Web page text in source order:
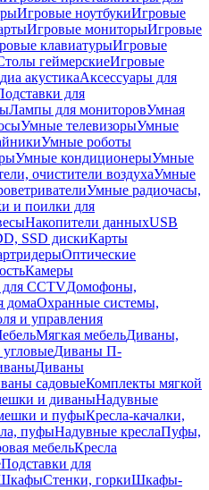
Игровые ноутбукиИгровые
Игровые мониторыИгровые
клавиатурыИгровые
геймерскиеИгровые
акустикаАксессуары для
для
Лампы для мониторовУмная
Умные телевизорыУмные
Умные роботы
Умные кондиционерыУмные
очистители воздухаУмные
Умные радиочасы,
и поилки для
Накопители данныхUSB
SSD дискиКарты
Оптические
Камеры
для CCTVДомофоны,
домаОхранные системы,
и управления
Мягкая мебельДиваны,
Диваны П-
Диваны
садовыеКомплекты мягкой
и диваныНадувные
и пуфыКресла-качалки,
пуфыНадувные креслаПуфы,
мебельКресла
Подставки для
Стенки, горкиШкафы-